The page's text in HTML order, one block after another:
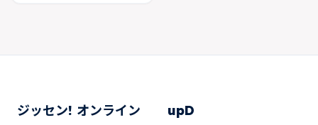
ジッセン! オンライン upD